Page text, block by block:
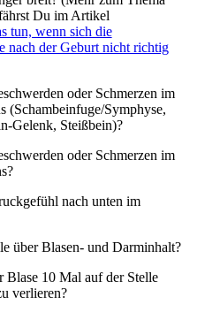
Du im Artikel
tun, wenn sich die
nach der Geburt nicht richtig
oder Schmerzen im
(Schambeinfuge/Symphyse,
Gelenk, Steißbein)?
oder Schmerzen im
nach unten im
über Blasen- und Darminhalt?
Blase 10 Mal auf der Stelle
verlieren?